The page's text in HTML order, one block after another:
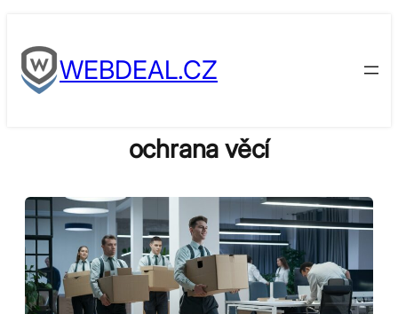
to
contentWEBDEAL.CZ
ochrana věcí